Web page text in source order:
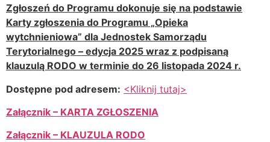
Zgłoszeń do Programu dokonuje się na podstawie
Karty zgłoszenia do Programu „Opieka
wytchnieniowa” dla Jednostek Samorządu
Terytorialnego – edycja 2025 wraz z podpisaną
klauzulą RODO w terminie do 26 listopada 2024 r.
Dostępne pod adresem: <Kliknij tutaj>
Załącznik – KARTA ZGŁOSZENIA
Załącznik – KLAUZULA RODO